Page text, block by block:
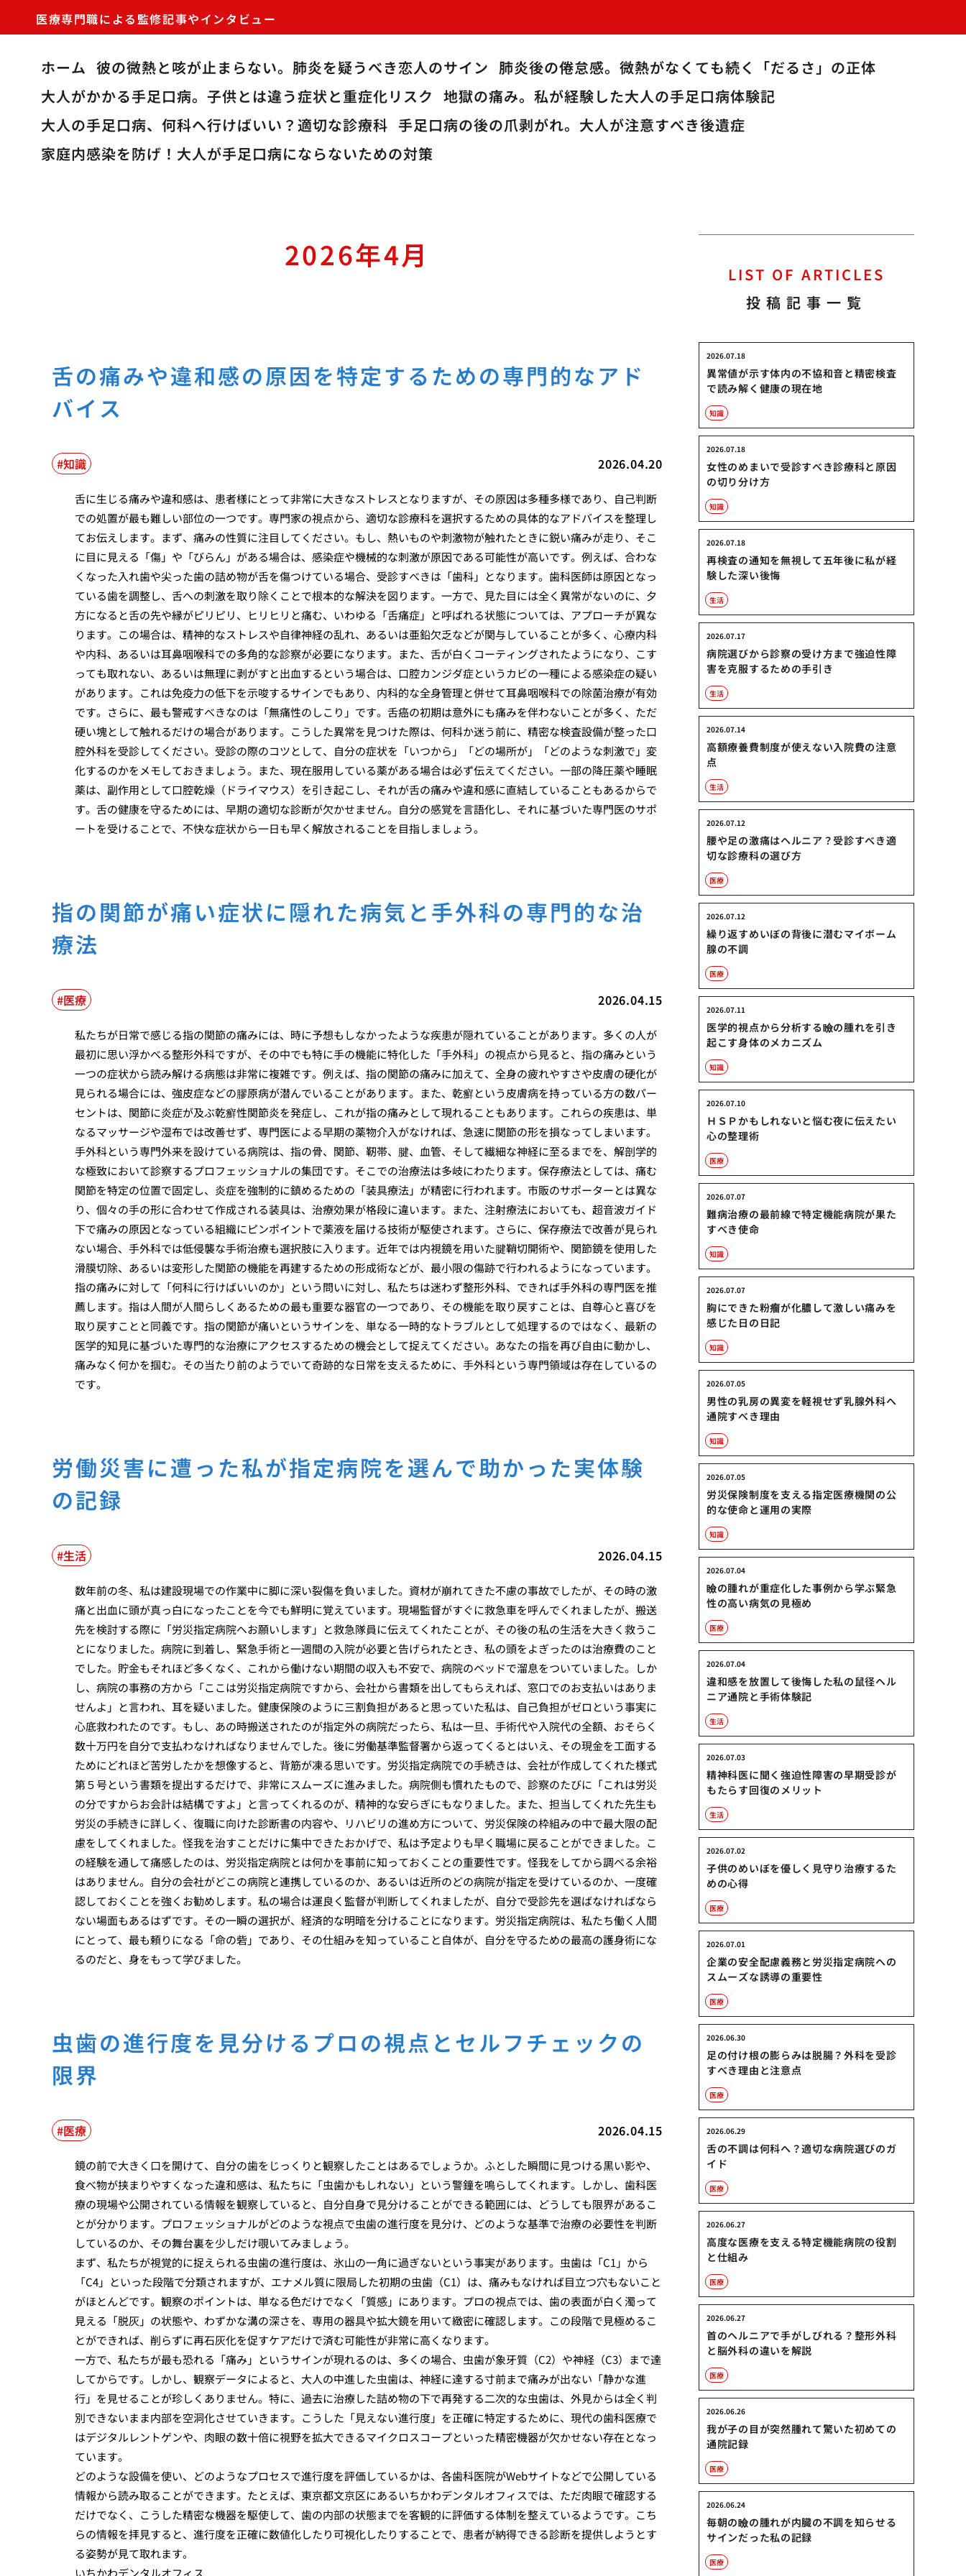
医療専門職による監修記事やインタビュー
ホーム 彼の微熱と咳が止まらない。肺炎を疑うべき恋人のサイン 肺炎後の倦怠感。微熱がなくても続く「だるさ」の正体
大人がかかる手足口病。子供とは違う症状と重症化リスク 地獄の痛み。私が経験した大人の手足口病体験記
大人の手足口病、何科へ行けばいい？適切な診療科 手足口病の後の爪剥がれ。大人が注意すべき後遺症
家庭内感染を防げ！大人が手足口病にならないための対策
2026年4月
舌の痛みや違和感の原因を特定するための専門的なアド
バイス
2026.04.20
知識
舌に生じる痛みや違和感は、患者様にとって非常に大きなストレスとなりますが、その原因は多種多様であり、自己判断
での処置が最も難しい部位の一つです。専門家の視点から、適切な診療科を選択するための具体的なアドバイスを整理し
てお伝えします。まず、痛みの性質に注目してください。もし、熱いものや刺激物が触れたときに鋭い痛みが走り、そこ
に目に見える「傷」や「びらん」がある場合は、感染症や機械的な刺激が原因である可能性が高いです。例えば、合わな
くなった入れ歯や尖った歯の詰め物が舌を傷つけている場合、受診すべきは「歯科」となります。歯科医師は原因となっ
ている歯を調整し、舌への刺激を取り除くことで根本的な解決を図ります。一方で、見た目には全く異常がないのに、夕
方になると舌の先や縁がピリピリ、ヒリヒリと痛む、いわゆる「舌痛症」と呼ばれる状態については、アプローチが異な
ります。この場合は、精神的なストレスや自律神経の乱れ、あるいは亜鉛欠乏などが関与していることが多く、心療内科
や内科、あるいは耳鼻咽喉科での多角的な診察が必要になります。また、舌が白くコーティングされたようになり、こす
っても取れない、あるいは無理に剥がすと出血するという場合は、口腔カンジダ症というカビの一種による感染症の疑い
があります。これは免疫力の低下を示唆するサインでもあり、内科的な全身管理と併せて耳鼻咽喉科での除菌治療が有効
です。さらに、最も警戒すべきなのは「無痛性のしこり」です。舌癌の初期は意外にも痛みを伴わないことが多く、ただ
硬い塊として触れるだけの場合があります。こうした異常を見つけた際は、何科か迷う前に、精密な検査設備が整った口
腔外科を受診してください。受診の際のコツとして、自分の症状を「いつから」「どの場所が」「どのような刺激で」変
化するのかをメモしておきましょう。また、現在服用している薬がある場合は必ず伝えてください。一部の降圧薬や睡眠
薬は、副作用として口腔乾燥（ドライマウス）を引き起こし、それが舌の痛みや違和感に直結していることもあるからで
す。舌の健康を守るためには、早期の適切な診断が欠かせません。自分の感覚を言語化し、それに基づいた専門医のサポ
ートを受けることで、不快な症状から一日も早く解放されることを目指しましょう。
指の関節が痛い症状に隠れた病気と手外科の専門的な治
療法
2026.04.15
医療
私たちが日常で感じる指の関節の痛みには、時に予想もしなかったような疾患が隠れていることがあります。多くの人が
最初に思い浮かべる整形外科ですが、その中でも特に手の機能に特化した「手外科」の視点から見ると、指の痛みという
一つの症状から読み解ける病態は非常に複雑です。例えば、指の関節の痛みに加えて、全身の疲れやすさや皮膚の硬化が
見られる場合には、強皮症などの膠原病が潜んでいることがあります。また、乾癬という皮膚病を持っている方の数パー
セントは、関節に炎症が及ぶ乾癬性関節炎を発症し、これが指の痛みとして現れることもあります。これらの疾患は、単
なるマッサージや湿布では改善せず、専門医による早期の薬物介入がなければ、急速に関節の形を損なってしまいます。
手外科という専門外来を設けている病院は、指の骨、関節、靭帯、腱、血管、そして繊細な神経に至るまでを、解剖学的
な極致において診察するプロフェッショナルの集団です。そこでの治療法は多岐にわたります。保存療法としては、痛む
関節を特定の位置で固定し、炎症を強制的に鎮めるための「装具療法」が精密に行われます。市販のサポーターとは異な
り、個々の手の形に合わせて作成される装具は、治療効果が格段に違います。また、注射療法においても、超音波ガイド
下で痛みの原因となっている組織にピンポイントで薬液を届ける技術が駆使されます。さらに、保存療法で改善が見られ
ない場合、手外科では低侵襲な手術治療も選択肢に入ります。近年では内視鏡を用いた腱鞘切開術や、関節鏡を使用した
滑膜切除、あるいは変形した関節の機能を再建するための形成術などが、最小限の傷跡で行われるようになっています。
指の痛みに対して「何科に行けばいいのか」という問いに対し、私たちは迷わず整形外科、できれば手外科の専門医を推
薦します。指は人間が人間らしくあるための最も重要な器官の一つであり、その機能を取り戻すことは、自尊心と喜びを
取り戻すことと同義です。指の関節が痛いというサインを、単なる一時的なトラブルとして処理するのではなく、最新の
医学的知見に基づいた専門的な治療にアクセスするための機会として捉えてください。あなたの指を再び自由に動かし、
痛みなく何かを掴む。その当たり前のようでいて奇跡的な日常を支えるために、手外科という専門領域は存在しているの
です。
労働災害に遭った私が指定病院を選んで助かった実体験
の記録
2026.04.15
生活
数年前の冬、私は建設現場での作業中に脚に深い裂傷を負いました。資材が崩れてきた不慮の事故でしたが、その時の激
痛と出血に頭が真っ白になったことを今でも鮮明に覚えています。現場監督がすぐに救急車を呼んでくれましたが、搬送
先を検討する際に「労災指定病院へお願いします」と救急隊員に伝えてくれたことが、その後の私の生活を大きく救うこ
とになりました。病院に到着し、緊急手術と一週間の入院が必要と告げられたとき、私の頭をよぎったのは治療費のこと
でした。貯金もそれほど多くなく、これから働けない期間の収入も不安で、病院のベッドで溜息をついていました。しか
し、病院の事務の方から「ここは労災指定病院ですから、会社から書類を出してもらえれば、窓口でのお支払いはありま
せんよ」と言われ、耳を疑いました。健康保険のように三割負担があると思っていた私は、自己負担がゼロという事実に
心底救われたのです。もし、あの時搬送されたのが指定外の病院だったら、私は一旦、手術代や入院代の全額、おそらく
数十万円を自分で支払わなければなりませんでした。後に労働基準監督署から返ってくるとはいえ、その現金を工面する
ためにどれほど苦労したかを想像すると、背筋が凍る思いです。労災指定病院での手続きは、会社が作成してくれた様式
第５号という書類を提出するだけで、非常にスムーズに進みました。病院側も慣れたもので、診察のたびに「これは労災
の分ですからお会計は結構ですよ」と言ってくれるのが、精神的な安らぎにもなりました。また、担当してくれた先生も
労災の手続きに詳しく、復職に向けた診断書の内容や、リハビリの進め方について、労災保険の枠組みの中で最大限の配
慮をしてくれました。怪我を治すことだけに集中できたおかげで、私は予定よりも早く職場に戻ることができました。こ
の経験を通して痛感したのは、労災指定病院とは何かを事前に知っておくことの重要性です。怪我をしてから調べる余裕
はありません。自分の会社がどこの病院と連携しているのか、あるいは近所のどの病院が指定を受けているのか、一度確
認しておくことを強くお勧めします。私の場合は運良く監督が判断してくれましたが、自分で受診先を選ばなければなら
ない場面もあるはずです。その一瞬の選択が、経済的な明暗を分けることになります。労災指定病院は、私たち働く人間
にとって、最も頼りになる「命の砦」であり、その仕組みを知っていること自体が、自分を守るための最高の護身術にな
るのだと、身をもって学びました。
虫歯の進行度を見分けるプロの視点とセルフチェックの
限界
2026.04.15
医療
鏡の前で大きく口を開けて、自分の歯をじっくりと観察したことはあるでしょうか。ふとした瞬間に見つける黒い影や、
食べ物が挟まりやすくなった違和感は、私たちに「虫歯かもしれない」という警鐘を鳴らしてくれます。しかし、歯科医
療の現場や公開されている情報を観察していると、自分自身で見分けることができる範囲には、どうしても限界があるこ
とが分かります。プロフェッショナルがどのような視点で虫歯の進行度を見分け、どのような基準で治療の必要性を判断
しているのか、その舞台裏を少しだけ覗いてみましょう。
まず、私たちが視覚的に捉えられる虫歯の進行度は、氷山の一角に過ぎないという事実があります。虫歯は「C1」から
「C4」といった段階で分類されますが、エナメル質に限局した初期の虫歯（C1）は、痛みもなければ目立つ穴もないこと
がほとんどです。観察のポイントは、単なる色だけでなく「質感」にあります。プロの視点では、歯の表面が白く濁って
見える「脱灰」の状態や、わずかな溝の深さを、専用の器具や拡大鏡を用いて緻密に確認します。この段階で見極めるこ
とができれば、削らずに再石灰化を促すケアだけで済む可能性が非常に高くなります。
一方で、私たちが最も恐れる「痛み」というサインが現れるのは、多くの場合、虫歯が象牙質（C2）や神経（C3）まで達
してからです。しかし、観察データによると、大人の中進した虫歯は、神経に達する寸前まで痛みが出ない「静かな進
行」を見せることが珍しくありません。特に、過去に治療した詰め物の下で再発する二次的な虫歯は、外見からは全く判
別できないまま内部を空洞化させていきます。こうした「見えない進行度」を正確に特定するために、現代の歯科医療で
はデジタルレントゲンや、肉眼の数十倍に視野を拡大できるマイクロスコープといった精密機器が欠かせない存在となっ
ています。
どのような設備を使い、どのようなプロセスで進行度を評価しているかは、各歯科医院がWebサイトなどで公開している
情報から読み取ることができます。たとえば、東京都文京区にあるいちかわデンタルオフィスでは、ただ肉眼で確認する
だけでなく、こうした精密な機器を駆使して、歯の内部の状態までを客観的に評価する体制を整えているようです。こち
らの情報を拝見すると、進行度を正確に数値化したり可視化したりすることで、患者が納得できる診断を提供しようとす
る姿勢が見て取れます。
いちかわデンタルオフィス
LIST OF ARTICLES
投稿記事一覧
異常値が示す体内の不協和音と精密検査
で読み解く健康の現在地
2026.07.18
知識
女性のめまいで受診すべき診療科と原因
の切り分け方
2026.07.18
知識
再検査の通知を無視して五年後に私が経
験した深い後悔
2026.07.18
生活
病院選びから診察の受け方まで強迫性障
害を克服するための手引き
2026.07.17
生活
高額療養費制度が使えない入院費の注意
点
2026.07.14
生活
腰や足の激痛はヘルニア？受診すべき適
切な診療科の選び方
2026.07.12
医療
繰り返すめいぼの背後に潜むマイボーム
腺の不調
2026.07.12
医療
医学的視点から分析する瞼の腫れを引き
起こす身体のメカニズム
2026.07.11
知識
ＨＳＰかもしれないと悩む夜に伝えたい
心の整理術
2026.07.10
医療
難病治療の最前線で特定機能病院が果た
すべき使命
2026.07.07
知識
胸にできた粉瘤が化膿して激しい痛みを
感じた日の日記
2026.07.07
知識
男性の乳房の異変を軽視せず乳腺外科へ
通院すべき理由
2026.07.05
知識
労災保険制度を支える指定医療機関の公
的な使命と運用の実際
2026.07.05
知識
瞼の腫れが重症化した事例から学ぶ緊急
性の高い病気の見極め
2026.07.04
医療
違和感を放置して後悔した私の鼠径ヘル
ニア通院と手術体験記
2026.07.04
生活
精神科医に聞く強迫性障害の早期受診が
もたらす回復のメリット
2026.07.03
生活
子供のめいぼを優しく見守り治療するた
めの心得
2026.07.02
医療
企業の安全配慮義務と労災指定病院への
スムーズな誘導の重要性
2026.07.01
医療
足の付け根の膨らみは脱腸？外科を受診
すべき理由と注意点
2026.06.30
医療
舌の不調は何科へ？適切な病院選びのガ
イド
2026.06.29
医療
高度な医療を支える特定機能病院の役割
と仕組み
2026.06.27
医療
首のヘルニアで手がしびれる？整形外科
と脳外科の違いを解説
2026.06.27
医療
我が子の目が突然腫れて驚いた初めての
通院記録
2026.06.26
医療
毎朝の瞼の腫れが内臓の不調を知らせる
サインだった私の記録
2026.06.24
医療